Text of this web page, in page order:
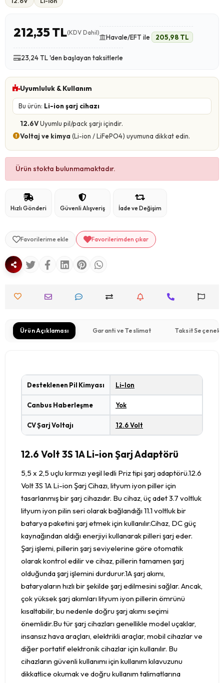
212,35 TL(KDV Dahil)
Havale/EFT ile 205,98 TL
23,24 TL 'den başlayan taksitlerle
Uyumluluk & Kullanım
Bu ürün: Li-ion şarj cihazı
12.6VUyumlu pil/pack şarjı içindir.
Voltaj ve kimya(Li-ion / LiFePO4) uyumuna dikkat edin.
Ürün stokta bulunmamaktadır.
Hızlı Gönderi Güvenli Alışveriş İade ve Değişim
Favorilerime ekle Favorilerimden çıkar
Ürün Açıklaması Garanti ve Teslimat Taksit
Desteklenen Pil Kimyası Li-Ion
Canbus Haberleşme Yok
CV Şarj Voltajı 12.6 Volt
12.6 Volt 3S 1A Li-ion Şarj Adaptörü
5,5 x 2,5 uçlu kırmızı yeşil ledli Priz tipi şarj adaptörü.12.6
Volt 3S 1A Li-ion Şarj Cihazı, lityum iyon piller için
tasarlanmış bir şarj cihazıdır. Bu cihaz, üç adet 3.7 voltluk
lityum iyon pilin seri olarak bağlandığı 11.1 voltluk bir
batarya paketini şarj etmek için kullanılır.Cihaz, DC güç
kaynağından aldığı enerjiyi kullanarak pilleri şarj eder.
Şarj işlemi, pillerin şarj seviyelerine göre otomatik
olarak kontrol edilir ve cihaz, pillerin tamamen şarj
olduğunda şarj işlemini durdurur.1A şarj akımı,
bataryaların hızlı bir şekilde şarj edilmesini sağlar. Ancak,
çok yüksek şarj akımları lityum iyon pillerin ömrünü
kısaltabilir, bu nedenle doğru şarj akımı seçimi
önemlidir.Bu tür şarj cihazları genellikle model uçaklar,
insansız hava araçları, elektrikli araçlar, mobil cihazlar ve
diğer portatif elektronik cihazlar için kullanılır. Bu
cihazların güvenli kullanımı için kullanım kılavuzunu
dikkatlice okumak ve doğru kullanım talimatlarına